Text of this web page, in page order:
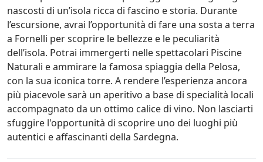
nascosti di un’isola ricca di fascino e storia. Durante
l’escursione, avrai l’opportunità di fare una sosta a terra
a Fornelli per scoprire le bellezze e le peculiarità
dell’isola. Potrai immergerti nelle spettacolari Piscine
Naturali e ammirare la famosa spiaggia della Pelosa,
con la sua iconica torre. A rendere l’esperienza ancora
più piacevole sarà un aperitivo a base di specialità locali
accompagnato da un ottimo calice di vino. Non lasciarti
sfuggire l'opportunità di scoprire uno dei luoghi più
autentici e affascinanti della Sardegna.